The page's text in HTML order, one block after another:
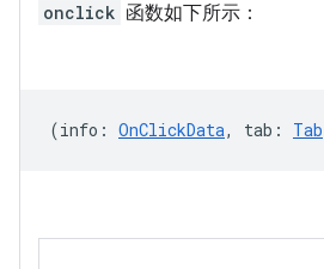
onclick 函数如下所示：
(info : OnClickData, tab : Tab